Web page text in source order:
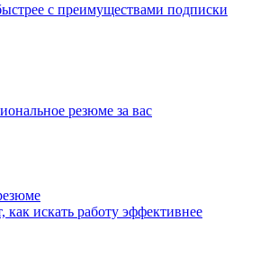
с преимуществами подписки
резюме за вас
как искать работу эффективнее